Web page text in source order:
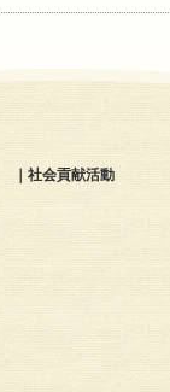
社会貢献活動